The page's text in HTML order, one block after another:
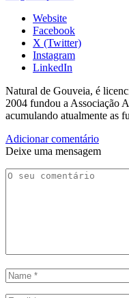
Website
Facebook
X (Twitter)
Instagram
LinkedIn
Natural de Gouveia, é
2004 fundou a Associação
acumulando atualmente as
Adicionar comentário
Deixe uma mensagem